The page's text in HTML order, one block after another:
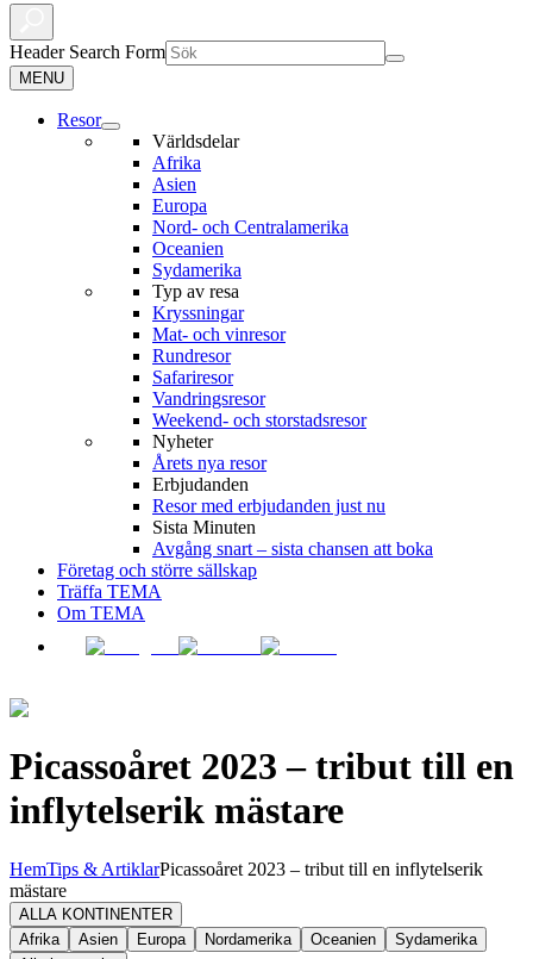
Header Search Form
MENU
Resor
Världsdelar
Afrika
Asien
Europa
Nord- och Centralamerika
Oceanien
Sydamerika
Typ av resa
Kryssningar
Mat- och vinresor
Rundresor
Safariresor
Vandringsresor
Weekend- och storstadsresor
Nyheter
Årets nya resor
Erbjudanden
Resor med erbjudanden just nu
Sista Minuten
Avgång snart – sista chansen att boka
Företag och större sällskap
Träffa TEMA
Om TEMA
Picassoåret 2023 – tribut till en
inflytelserik mästare
HemTips & ArtiklarPicassoåret 2023 – tribut till en inflytelserik
mästare
ALLA KONTINENTER
Afrika
Asien Europa Nordamerika Oceanien
Sydamerika